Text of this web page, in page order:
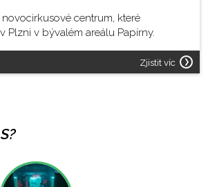
centrum, které
Plzni v bývalém areálu Papírny.
Zjistit víc